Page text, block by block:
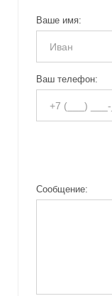
Ваше имя:
Ваш телефон:
Сообщение: